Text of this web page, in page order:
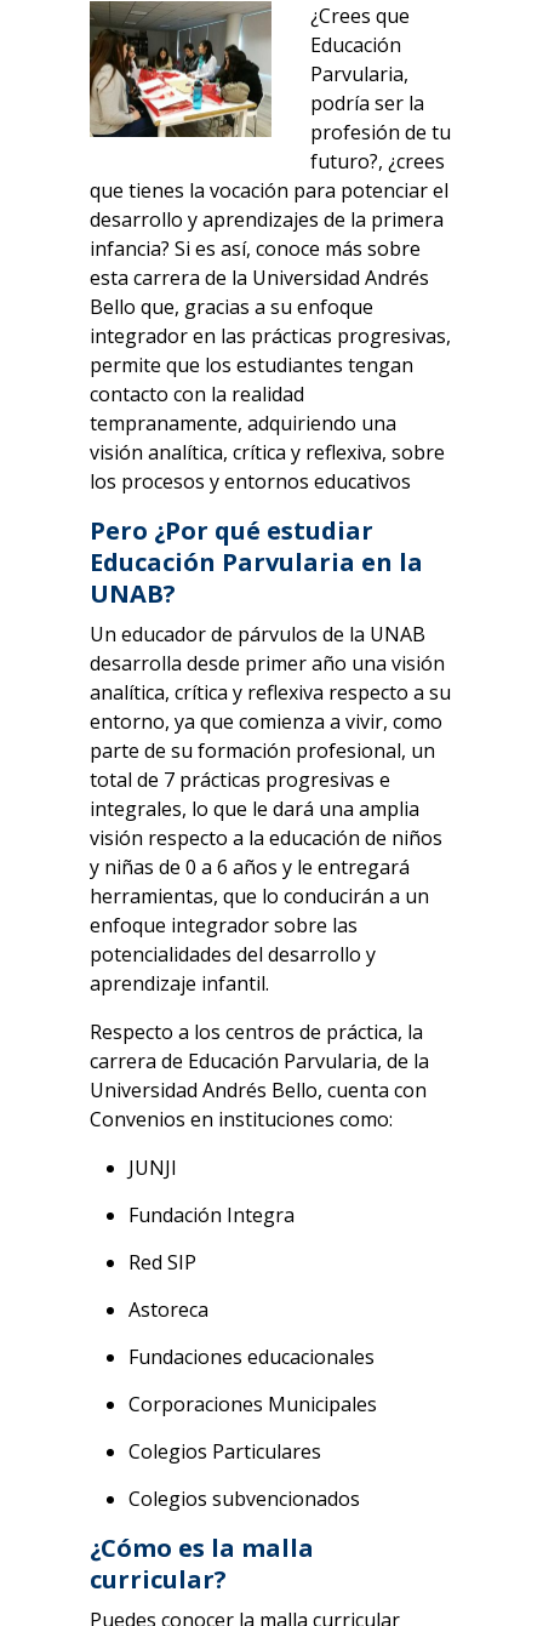
¿Crees que
Educación
Parvularia,
podría ser la
profesión de tu
futuro?, ¿crees
que tienes la vocación para potenciar el
desarrollo y aprendizajes de la primera
infancia? Si es así, conoce más sobre
esta carrera de la Universidad Andrés
Bello que, gracias a su enfoque
integrador en las prácticas progresivas,
permite que los estudiantes tengan
contacto con la realidad
tempranamente, adquiriendo una
visión analítica, crítica y reflexiva, sobre
los procesos y entornos educativos
Pero ¿Por qué estudiar
Educación Parvularia en la
UNAB?
Un educador de párvulos de la UNAB
desarrolla desde primer año una visión
analítica, crítica y reflexiva respecto a su
entorno, ya que comienza a vivir, como
parte de su formación profesional, un
total de 7 prácticas progresivas e
integrales, lo que le dará una amplia
visión respecto a la educación de niños
y niñas de 0 a 6 años y le entregará
herramientas, que lo conducirán a un
enfoque integrador sobre las
potencialidades del desarrollo y
aprendizaje infantil.
Respecto a los centros de práctica, la
carrera de Educación Parvularia, de la
Universidad Andrés Bello, cuenta con
Convenios en instituciones como:
JUNJI
Fundación Integra
Red SIP
Astoreca
Fundaciones educacionales
Corporaciones Municipales
Colegios Particulares
Colegios subvencionados
¿Cómo es la malla
curricular?
Puedes conocer la malla curricular